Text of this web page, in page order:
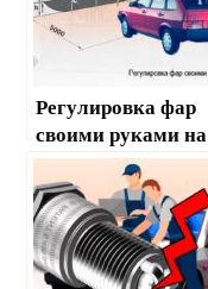
Регулировка фар
своими руками на
ВАЗ 2109